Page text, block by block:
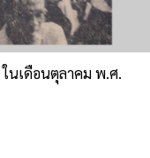
นเดือนตุลาคม พ.ศ.